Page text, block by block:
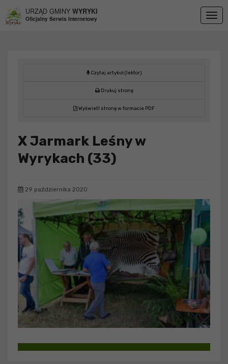
URZĄD GMINY WYRYKI
Oficjalny Serwis Internetowy
Czytaj artykuł (lektor)
Drukuj stronę
Wyświetl stronę w formacie PDF
X Jarmark Leśny w
Wyrykach (33)
29 października 2020